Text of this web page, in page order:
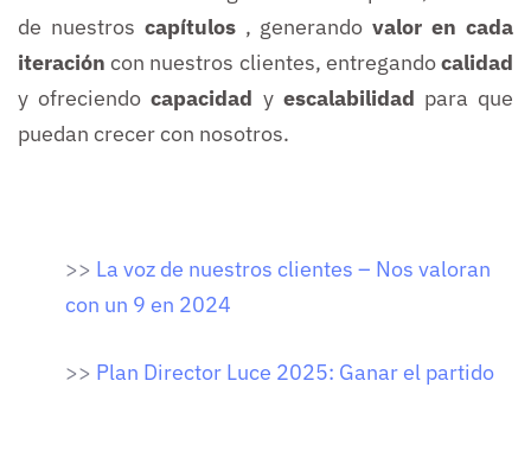
de nuestros capítulos , generandovalor en cada
iteracióncon nuestros clientes, entregandocalidad
y ofreciendocapacidad y escalabilidad para que
puedan crecer con nosotros.
>> La voz de nuestros clientes – Nos valoran
con un 9 en 2024
>> Plan Director Luce 2025: Ganar el partido